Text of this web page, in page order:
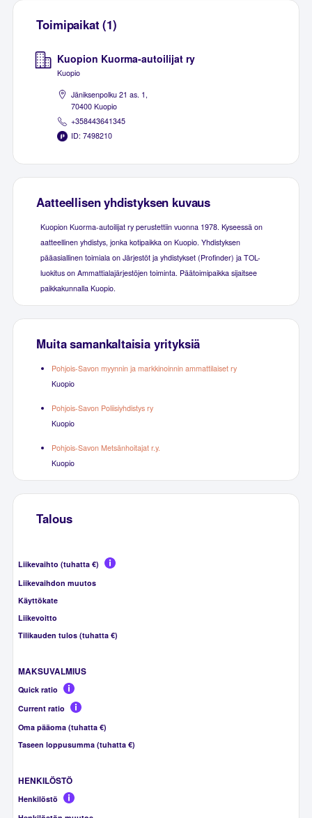
Toimipaikat (1)
Kuopion Kuorma-autoilijat ry
Kuopio
Jäniksenpolku 21 as. 1,
70400 Kuopio
+358443641345
ID: 7498210
Aatteellisen yhdistyksen kuvaus
Kuopion Kuorma-autoilijat ry perustettiin vuonna 1978. Kyseessä on
aatteellinen yhdistys, jonka kotipaikka on Kuopio. Yhdistyksen
pääasiallinen toimiala on Järjestöt ja yhdistykset (Profinder) ja TOL-
luokitus on Ammattialajärjestöjen toiminta. Päätoimipaikka sijaitsee
paikkakunnalla Kuopio.
Muita samankaltaisia yrityksiä
Pohjois-Savon myynnin ja markkinoinnin ammattilaiset ry
Kuopio
Pohjois-Savon Poliisiyhdistys ry
Kuopio
Pohjois-Savon Metsänhoitajat r.y.
Kuopio
Talous
Liikevaihto (tuhatta €)
Liikevaihdon muutos
Käyttökate
Liikevoitto
Tilikauden tulos (tuhatta €)
MAKSUVALMIUS
Quick ratio
Current ratio
Oma pääoma (tuhatta €)
Taseen loppusumma (tuhatta €)
HENKILÖSTÖ
Henkilöstö